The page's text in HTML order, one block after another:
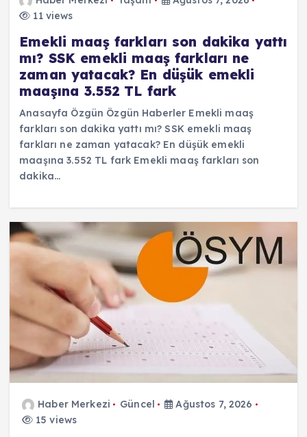
11 views
Emekli maaş farkları son dakika yattı
mı? SSK emekli maaş farkları ne
zaman yatacak? En düşük emekli
maaşına 3.552 TL fark
Anasayfa Özgün Özgün Haberler Emekli maaş
farkları son dakika yattı mı? SSK emekli maaş
farkları ne zaman yatacak? En düşük emekli
maaşına 3.552 TL fark Emekli maaş farkları son
dakika…
Haber Merkezi Güncel
Ağustos 7, 2026
15 views